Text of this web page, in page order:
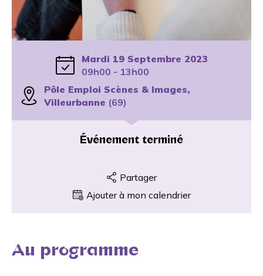
Mardi 19 Septembre 2023
09h00 - 13h00
Pôle Emploi Scènes & Images,
Villeurbanne (69)
Événement terminé
Partager
Ajouter à mon calendrier
Au programme